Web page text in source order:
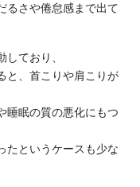
るさや倦怠感まで出て
ており、
と、首こりや肩こりが
睡眠の質の悪化にもつ
たというケースも少な